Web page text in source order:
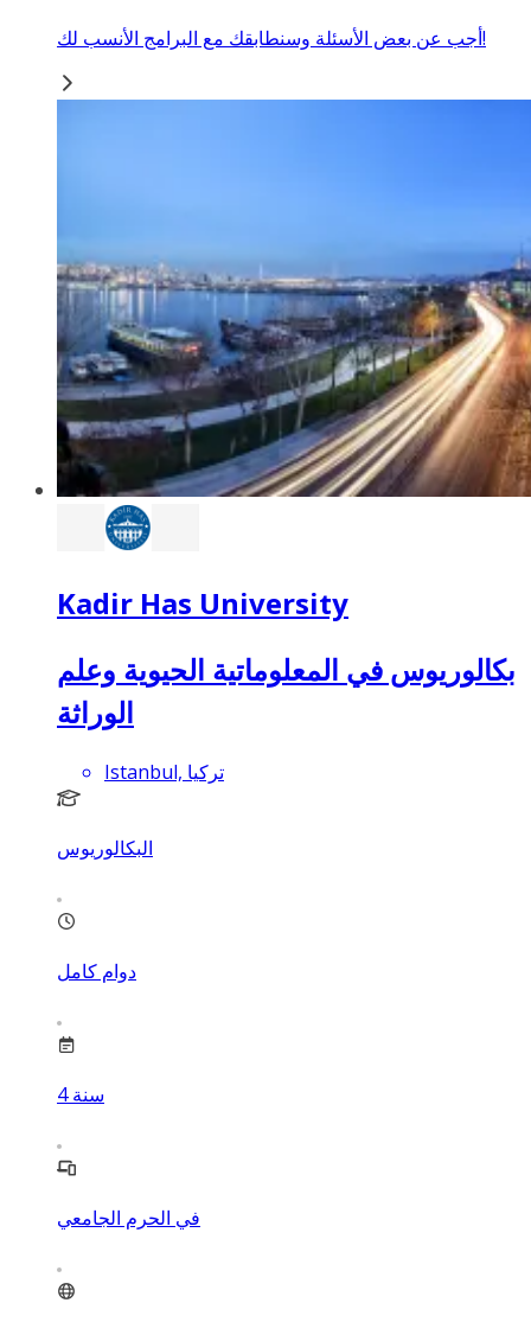
أجب عن بعض الأسئلة وسنطابقك مع البرامج الأنسب لك!
Kadir Has University
بكالوريوس في المعلوماتية الحيوية وعلم
الوراثة
Istanbul, تركيا
البكالوريوس
دوام كامل
4 سنة
في الحرم الجامعي